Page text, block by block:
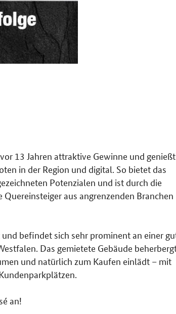
13 Jahren attraktive Gewinne und genießt
in der Region und digital. So bietet das
Potenzialen und ist durch die
aus angrenzenden Branchen
befindet sich sehr prominent an einer
Das gemietete Gebäude
und natürlich zum Kaufen einlädt – mit
an!